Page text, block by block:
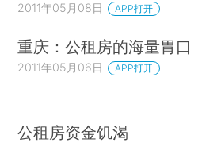
2011年05月08日 APP打开
重庆：公租房的海量胃口
2011年05月06日 APP打开
公租房资金饥渴